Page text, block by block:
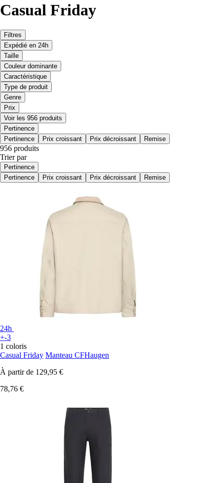
Casual Friday
Filtres
Expédié en 24h
Taille
Couleur dominante
Caractéristique
Type de produit
Genre
Prix
Voir les 956 produits
Pertinence
Pertinence
Prix croissant Prix décroissant Remise
956 produits
Trier par
Pertinence
Pertinence
Prix croissant Prix décroissant Remise
24h
+-3
1 coloris
Casual Friday Manteau CFHaugen
À partir de 129,95 €
78,76 €